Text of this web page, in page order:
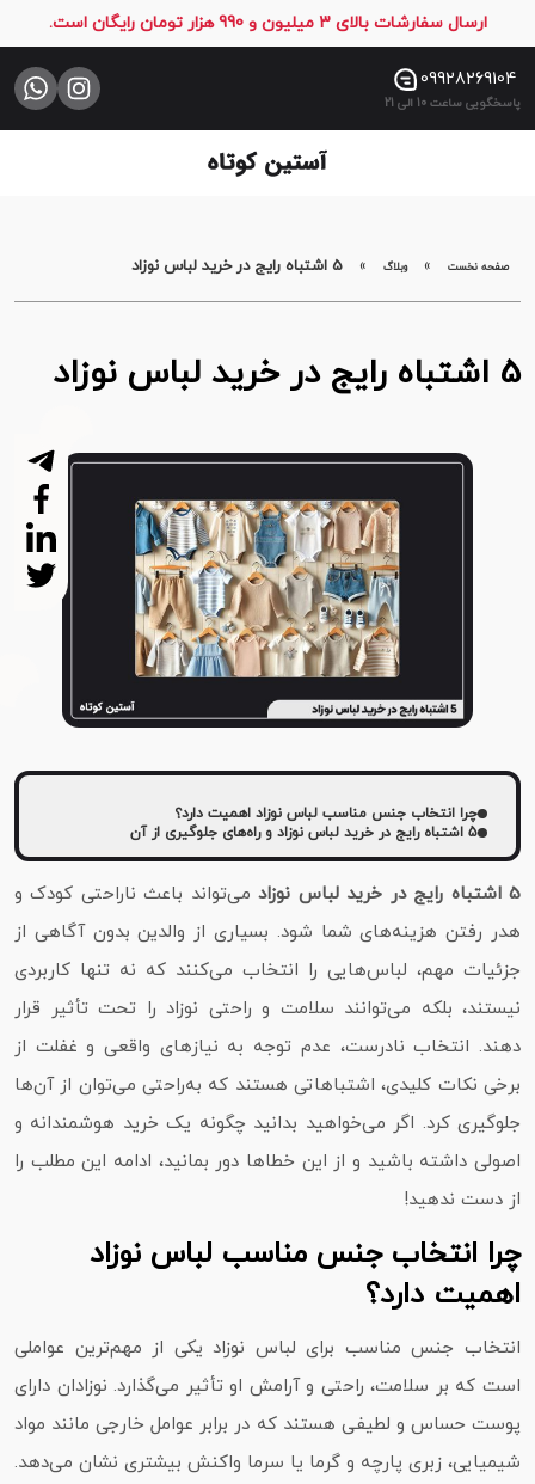
ارسال سفارشات بالای 3 میلیون و 990 هزار تومان رایگان است.
09928269104
پاسخگویی ساعت 10 الی 21
صفحه
نخست
فروشگاه
صفحه نخست » وبلاگ » 5 اشتباه رایج در خرید لباس نوزاد
5 اشتباه رایج در خرید لباس نوزاد
چرا انتخاب جنس مناسب لباس نوزاد اهمیت دارد؟
5 اشتباه رایج در خرید لباس نوزاد و راه‌های جلوگیری از آن
5 اشتباه رایج در خرید لباس نوزاد
می‌تواند باعث ناراحتی کودک و
هدر رفتن هزینه‌های شما شود. بسیاری از والدین بدون آگاهی از
جزئیات مهم، لباس‌هایی را انتخاب می‌کنند که نه‌ تنها کاربردی
نیستند، بلکه می‌توانند سلامت و راحتی نوزاد را تحت تأثیر قرار
دهند. انتخاب نادرست، عدم توجه به نیازهای واقعی و غفلت از
برخی نکات کلیدی، اشتباهاتی هستند که به‌راحتی می‌توان از آن‌ها
جلوگیری کرد. اگر می‌خواهید بدانید چگونه یک خرید هوشمندانه و
اصولی داشته باشید و از این خطاها دور بمانید، ادامه این مطلب را
از دست ندهید!
چرا انتخاب جنس مناسب لباس نوزاد
اهمیت دارد؟
انتخاب جنس مناسب برای لباس نوزاد یکی از مهم‌ترین عواملی
است که بر سلامت، راحتی و آرامش او تأثیر می‌گذارد. نوزادان دارای
پوست حساس و لطیفی هستند که در برابر عوامل خارجی مانند مواد
شیمیایی، زبری پارچه و گرما یا سرما واکنش بیشتری نشان می‌دهد.